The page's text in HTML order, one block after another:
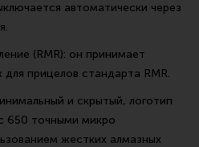
автоматически через
(RMR): он принимает
прицелов стандарта RMR.
и скрытый, логотип
650 точными микро
жестких алмазных